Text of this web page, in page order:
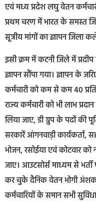
एवं मध्य प्रदेश लघु वेतन
प्रथम चरण में भारत के समस्त
सूत्रीय मांगों का ज्ञापन जिला
इसी क्रम में कटनी जिले में प्रदीप
ज्ञापन सौंपा गया। ज्ञापन के
कर्मचारी को कम से कम 40
राज्य कर्मचारी को भी लाभ
लिया जाए, डी ग्रुप के पदों की
सरकारें आंगनवाड़ी कार्यकर्ता,
भोजन, रसोईया एवं कोटवार
जाए। आउटसोर्स माध्यम से
कर चुके दैनिक वेतन भोगी
कर्मचारियों के समान सभी